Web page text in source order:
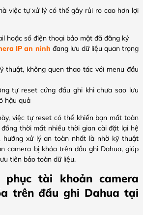
việc tự xử lý có thể gây rủi ro cao hơn lợi
hoặc số điện thoại bảo mật đã đăng ký
IP an ninh đang lưu dữ liệu quan trọng
thuật, không quen thao tác với menu đầu
tự reset cứng đầu ghi khi chưa sao lưu
hậu quả
việc tự reset có thể khiến bạn mất toàn
thời mất nhiều thời gian cài đặt lại hệ
hướng xử lý an toàn nhất là nhờ kỹ thuật
camera bị khóa trên đầu ghi Dahua, giúp
tiên bảo toàn dữ liệu.
tài khoản camera
trên đầu ghi Dahua tại